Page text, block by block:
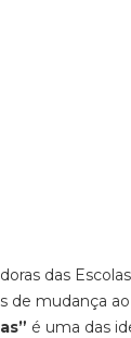
das Escolas
de mudança ao
é uma das